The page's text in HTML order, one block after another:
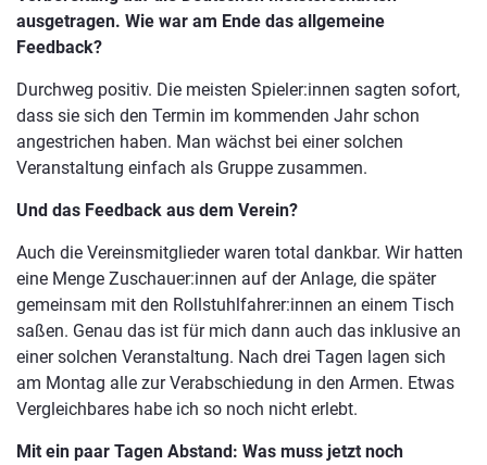
ausgetragen. Wie war am Ende das allgemeine
Feedback?
Durchweg positiv. Die meisten Spieler:innen sagten sofort,
dass sie sich den Termin im kommenden Jahr schon
angestrichen haben. Man wächst bei einer solchen
Veranstaltung einfach als Gruppe zusammen.
Und das Feedback aus dem Verein?
Auch die Vereinsmitglieder waren total dankbar. Wir hatten
eine Menge Zuschauer:innen auf der Anlage, die später
gemeinsam mit den Rollstuhlfahrer:innen an einem Tisch
saßen. Genau das ist für mich dann auch das inklusive an
einer solchen Veranstaltung. Nach drei Tagen lagen sich
am Montag alle zur Verabschiedung in den Armen. Etwas
Vergleichbares habe ich so noch nicht erlebt.
Mit ein paar Tagen Abstand: Was muss jetzt noch